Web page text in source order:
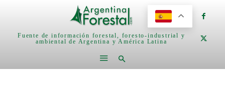
Fuente de información forestal, foresto-industrial y
ambiental de Argentina y América Latina